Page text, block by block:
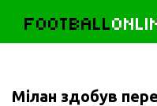
FOOTBALL
Мілан здобув